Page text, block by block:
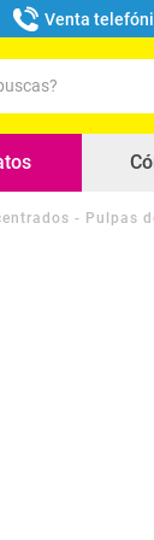
Venta
- Pulpas
buscados